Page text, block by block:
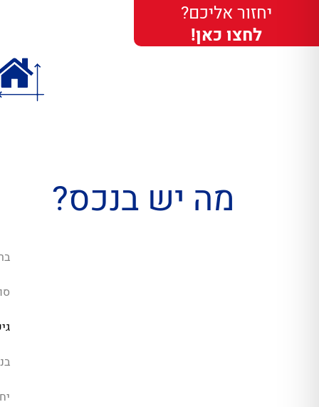
מה יש בנכס?
יחזור אליכם?
לחצו כאן!